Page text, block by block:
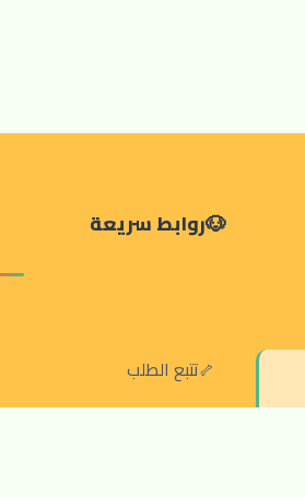
روابط سريعة
تتبع الطلب